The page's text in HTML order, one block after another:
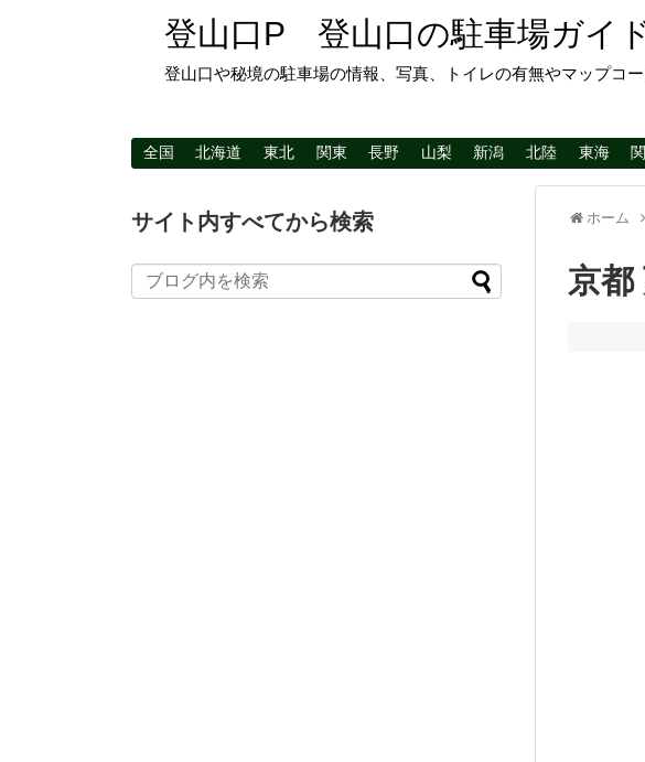
登山口P 登山口の駐車場ガイ
登山口や秘境の駐車場の情報、写真、トイレの有無やマップコ
全国 北海道 東北 関東 長野 山梨 新潟 北陸 東海
ホーム
京都
サイト内すべてから検索